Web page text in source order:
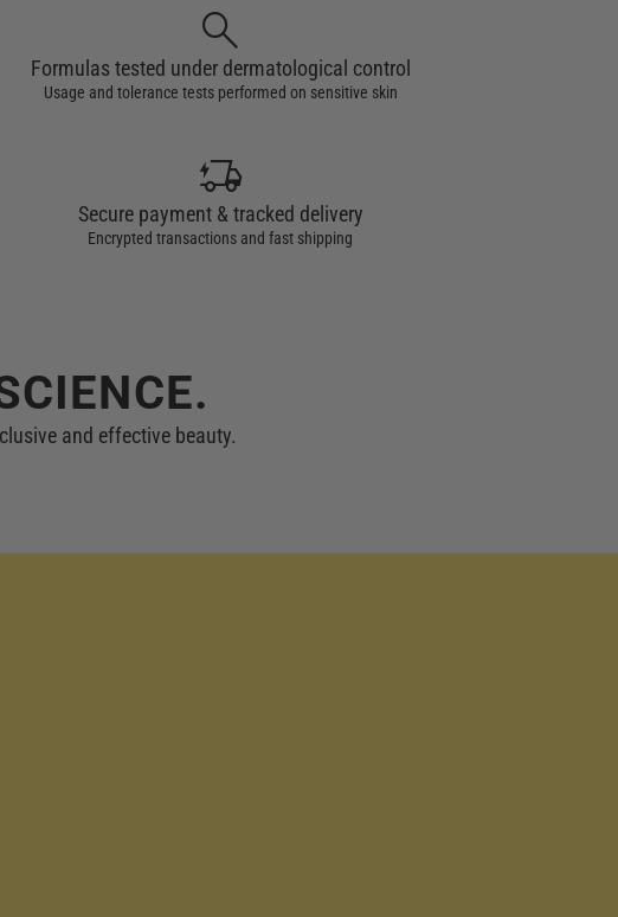
search
Formulas tested under dermatological control
Usage and tolerance tests performed on sensitive skin
delivery_truck_bolt
Secure payment & tracked delivery
Encrypted transactions and fast shipping
and effective beauty.